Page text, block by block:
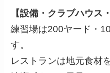
【設備・クラブハウス
練習場は200ヤード・
す。
レストランは地元食材